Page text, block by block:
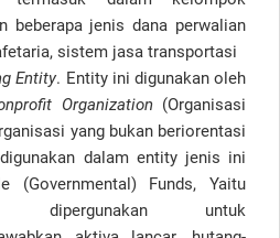
beberapa jenis dana perwalian
sistem jasa transportasi
Entity. Entity ini digunakan oleh
Organization(Organisasi
yang bukan beriorentasi
dalam entity jenis ini
(Governmental) Funds, Yaitu
untuk